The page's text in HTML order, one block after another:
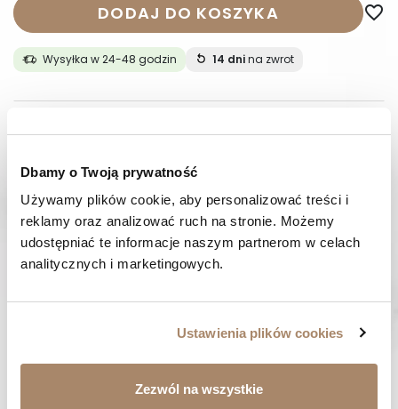
Dbamy o Twoją prywatność
Używamy plików cookie, aby personalizować treści i
reklamy oraz analizować ruch na stronie. Możemy
udostępniać te informacje naszym partnerom w celach
analitycznych i marketingowych.
Ustawienia plików cookies
Zezwól na wszystkie
DODAJ DO KOSZYKA favorite_border
Wysyłka w 24-48 godzin 14 dnina zwrot
SKŁAD I MATERIAŁ
SPOSOBY PŁATNOŚCI
OPINIE (0)
Pracujemy od poniedziałku do piątku. Od godziny 9:00 do
SZYBKA WYSYŁKA
Zamówienia wysyłamy w ciągu 1-2 dni